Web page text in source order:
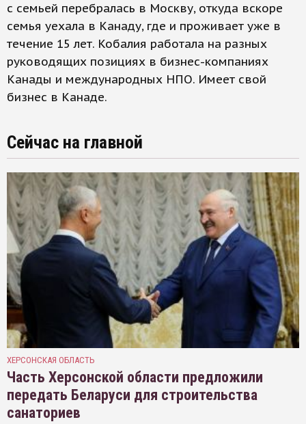
с семьей перебралась в Москву, откуда вскоре
семья уехала в Канаду, где и проживает уже в
течение 15 лет. Кобалия работала на разных
руководящих позициях в бизнес-компаниях
Канады и международных НПО. Имеет свой
бизнес в Канаде.
Сейчас на главной
ХЕРСОНСКАЯ ОБЛАСТЬ
Часть Херсонской области предложили
передать Беларуси для строительства
санаториев